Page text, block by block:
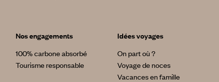
Nos engagements
100% carbone absorbé
Tourisme responsable
Idées voyages
On part où ?
Voyage de noces
Vacances en famille